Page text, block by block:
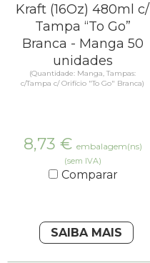
Kraft (16Oz) 480ml c/
Tampa “To Go”
Branca - Manga 50
unidades
(Quantidade: Manga, Tampas:
c/Tampa c/ Orifício "To Go" Branca)
8,73 € embalagem(ns)
(sem IVA)
Comparar
SAIBA MAIS